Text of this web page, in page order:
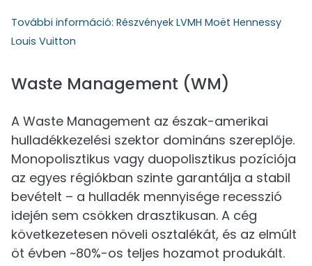
További információ: Részvények LVMH Moët Hennessy
Louis Vuitton
Waste Management (WM)
A Waste Management az észak-amerikai
hulladékkezelési szektor domináns szereplője.
Monopolisztikus vagy duopolisztikus pozíciója
az egyes régiókban szinte garantálja a stabil
bevételt – a hulladék mennyisége recesszió
idején sem csökken drasztikusan. A cég
következetesen növeli osztalékát, és az elmúlt
öt évben ~80%-os teljes hozamot produkált.